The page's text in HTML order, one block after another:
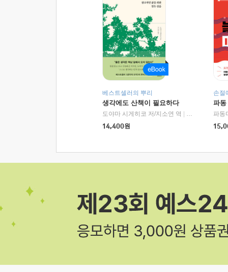
베스트셀러의 뿌리
생각에도 산책이 필요하다
도야마 시게히코 저/지소연 역
알에이치코리
14,400원
손절
파동
파동